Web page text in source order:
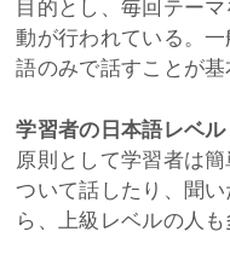
目的とし、毎回テー
動が行われている。
語のみで話すことが基
学習者の日本語レベル
原則として学習者は
ついて話したり、聞
ら、上級レベルの人も